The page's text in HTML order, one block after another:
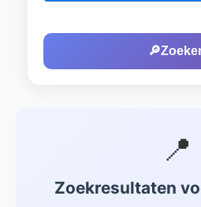
🔎
📍
Zoekresultaten